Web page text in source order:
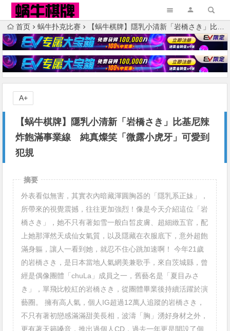
首页 蜗牛扑克比赛 【蜗牛棋牌】隱乳小清新「岩橋さき」比基尼辣炸飽滿事業線 純真燦笑「微露小虎牙」可愛到犯規
【蜗牛棋牌】隱乳小清新「岩橋さき」比基尼辣
炸飽滿事業線 純真燦笑「微露小虎牙」可愛到
犯規
A+
摘要
外表看似無害，其實衣內暗藏渾圓胸器的「隱乳系正妹」，
所帶來的視覺震撼，往往更加強烈！像是今天介紹這位「岩
橋さき」，她不只有著如雪一般白皙皮膚、超細緻五官，配
上她那渾然天成仙女氣質，以及隱藏在衣服底下，意外超飽
滿身軀，讓人一看到她，就忍不住心跳加速啊！ 今年21歲
的岩橋さき，是日本當地人氣網美兼歌手，來自茨城縣，曾
經是偶像團體「chuLa」成員之一，舊藝名是「夏目みさ
き」，單飛比較紅的岩橋さき，從團體畢業後持續活躍於演
藝圈。 擁有高人氣，個人IG超過12萬人追蹤的岩橋さき，
不只有著初戀感滿滿甜美長相，波濤「胸」湧好身材之外，
更有著天籟嗓音，推出過個人CD，過去一年更是開設了個